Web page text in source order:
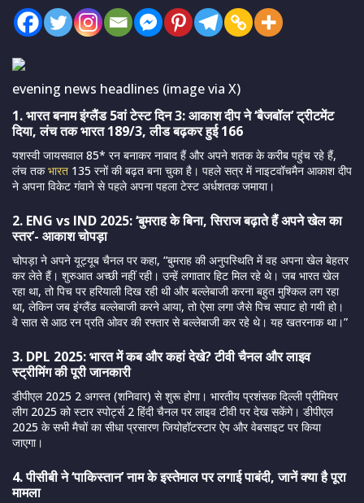
evening news headlines (image via X)
1. भारत बनाम इंग्लैंड 5वां टेस्ट दिन 3: आकाश दीप ने ‘बैजबॉल’ ट्रीटमेंट
दिया, लंच तक भारत 189/3, लीड बढ़कर हुई 166
यशस्वी जायसवाल 85* रन बनाकर नाबाद हैं और अपने शतक के करीब पहुंच रहे हैं,
लंच तकभारत 135 रनों की बढ़त बना चुका है। पहले सत्र में नाइटवॉचमैन आकाश दीप
ने अपना विकेट गंवाने से पहले अपना पहला टेस्ट अर्धशतक जमाया।
2. ENG vs IND 2025: ‘बुमराह के बिना, सिराज बढ़ाते हैं अपने खेल का
स्तर’- आकाश चोपड़ा
चोपड़ा ने अपने यूट्यूब चैनल पर कहा, “बुमराह की अनुपस्थिति में वह अपना खेल बेहतर
कर लेते हैं। शुरुआत अच्छी नहीं रही। उन्हें लगातार हिट मिल रहे थे। जब भारत खेल
रहा था, तो पिच पर हरियाली दिख रही थी और बल्लेबाजी करना बहुत मुश्किल लग रहा
था, लेकिन जब इंग्लैंड बल्लेबाजी करने आया, तो ऐसा लगा जैसे पिच सपाट हो गयी हो।
वे सात से आठ रन प्रति ओवर की रफ्तार से बल्लेबाजी कर रहे थे। यह खतरनाक था।”
3. DPL 2025: भारत में कब और कहां देखे? टीवी चैनल और लाइव
स्ट्रीमिंग की पूरी जानकारी
डीपीएल 2025 2 अगस्त (शनिवार) से शुरू होगा। भारतीय प्रशंसक दिल्ली प्रीमियर
लीग 2025 को स्टार स्पोर्ट्स 2 हिंदी चैनल पर लाइव टीवी पर देख सकेंगे। डीपीएल
2025 के सभी मैचों का सीधा प्रसारण जियोहॉटस्टार ऐप और वेबसाइट पर किया
जाएगा।
4. पीसीबी ने ‘पाकिस्तान’ नाम के इस्तेमाल पर लगाई पाबंदी, जानें क्या है पूरा
मामला